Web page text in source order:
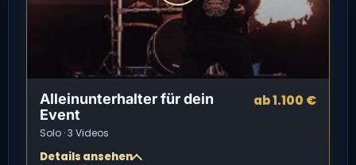
Alleinunterhalter für dein
Event
Solo · 3 Videos
ab 1.100 €
Details ansehen